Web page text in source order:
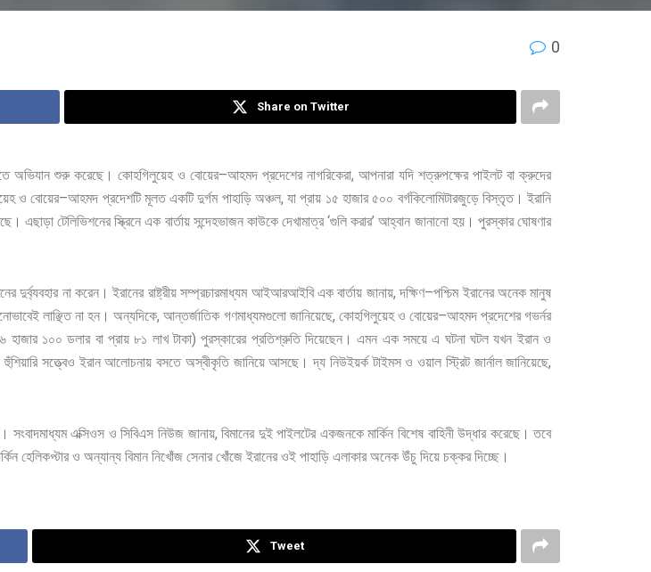
0
Share on Twitter
অভিযান শুরু করেছে। কোহগিলুয়েহ ও বোয়ের–আহমদ প্রদেশের নাগরিকেরা, আপনারা যদি শত্রুপক্ষের পাইলট বা ক্রুদের
ও বোয়ের–আহমদ প্রদেশটি মূলত একটি দুর্গম পাহাড়ি অঞ্চল,যা প্রায় ১৫ হাজার ৫০০ বর্গকিলোমিটারজুড়ে বিস্তৃত। ইরানি
এছাড়া টেলিভিশনের স্ক্রিনে এক বার্তায় সন্দেহভাজন কাউকে দেখামাত্র‘গুলি করার’আহ্বান জানানো হয়। পুরস্কার ঘোষণার
দুর্ব্যবহার না করেন। ইরানের রাষ্ট্রীয় সম্প্রচারমাধ্যম আইআরআইবি এক বার্তায় জানায়,দক্ষিণ–পশ্চিম ইরানের অনেক মানুষ
লাঞ্ছিত না হন। অন্যদিকে,আন্তর্জাতিক গণমাধ্যমগুলো জানিয়েছে, কোহগিলুয়েহ ও বোয়ের–আহমদ প্রদেশের গভর্নর
হাজার ১০০ ডলার বা প্রায় ৮১ লাখ টাকা)পুরস্কারের প্রতিশ্রুতি দিয়েছেন। এমন এক সময়ে এ ঘটনা ঘটল যখন ইরান ও
হুঁশিয়ারি সত্ত্বেও ইরান আলোচনায় বসতে অস্বীকৃতি জানিয়ে আসছে। দ্য নিউইয়র্ক টাইমস ও ওয়াল স্ট্রিট জার্নাল জানিয়েছে,
সংবাদমাধ্যম এক্সিওস ও সিবিএস নিউজ জানায়,বিমানের দুই পাইলটের একজনকে মার্কিন বিশেষ বাহিনী উদ্ধার করেছে। তবে
হেলিকপ্টার ও অন্যান্য বিমান নিখোঁজ সেনার খোঁজে ইরানের ওই পাহাড়ি এলাকার অনেক উঁচু দিয়ে চক্কর দিচ্ছে।
Tweet